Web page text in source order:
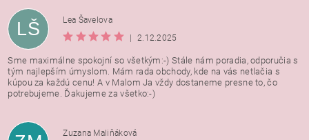
LŠ
Lea Šavelova
2.12.2025
Sme maximálne spokojní so všetkým:-) Stále nám poradia, odporučia s
tým najlepším úmyslom. Mám rada obchody, kde na vás netlačia s
kúpou za každú cenu! A v Malom Ja vždy dostaneme presne to, čo
potrebujeme. Ďakujeme za všetko:-)
Zuzana Maliňáková